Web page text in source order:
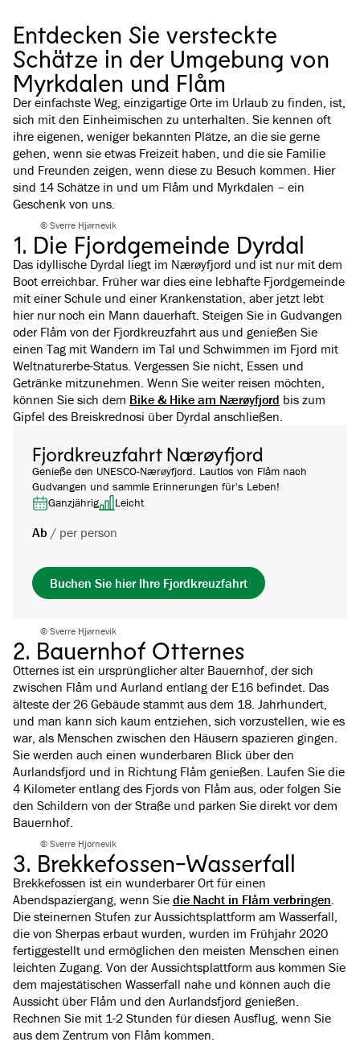
Entdecken Sie versteckte
Schätze in der Umgebung von
Myrkdalen und Flåm
Der einfachste Weg, einzigartige Orte im Urlaub zu finden, ist,
sich mit den Einheimischen zu unterhalten. Sie kennen oft
ihre eigenen, weniger bekannten Plätze, an die sie gerne
gehen, wenn sie etwas Freizeit haben, und die sie Familie
und Freunden zeigen, wenn diese zu Besuch kommen. Hier
sind 14 Schätze in und um Flåm und Myrkdalen – ein
Geschenk von uns.
© Sverre Hjørnevik
1. Die Fjordgemeinde Dyrdal
Das idyllische Dyrdal liegt im Nærøyfjord und ist nur mit dem
Boot erreichbar. Früher war dies eine lebhafte Fjordgemeinde
mit einer Schule und einer Krankenstation, aber jetzt lebt
hier nur noch ein Mann dauerhaft. Steigen Sie in Gudvangen
oder Flåm von der Fjordkreuzfahrt aus und genießen Sie
einen Tag mit Wandern im Tal und Schwimmen im Fjord mit
Weltnaturerbe-Status. Vergessen Sie nicht, Essen und
Getränke mitzunehmen. Wenn Sie weiter reisen möchten,
können Sie sich dem Bike & Hike am Nærøyfjord bis zum
Gipfel des Breiskrednosi über Dyrdal anschließen.
Fjordkreuzfahrt Nærøyfjord
Genieße den UNESCO-Nærøyfjord. Lautlos von Flåm nach
Gudvangen und sammle Erinnerungen für's Leben!
Ganzjährig
Leicht
Ab / per person
Buchen Sie hier Ihre Fjordkreuzfahrt
© Sverre Hjørnevik
2. Bauernhof Otternes
Otternes ist ein ursprünglicher alter Bauernhof, der sich
zwischen Flåm und Aurland entlang der E16 befindet. Das
älteste der 26 Gebäude stammt aus dem 18. Jahrhundert,
und man kann sich kaum entziehen, sich vorzustellen, wie es
war, als Menschen zwischen den Häusern spazieren gingen.
Sie werden auch einen wunderbaren Blick über den
Aurlandsfjord und in Richtung Flåm genießen. Laufen Sie die
4 Kilometer entlang des Fjords von Flåm aus, oder folgen Sie
den Schildern von der Straße und parken Sie direkt vor dem
Bauernhof.
© Sverre Hjornevik
3. Brekkefossen-Wasserfall
Brekkefossen ist ein wunderbarer Ort für einen
Abendspaziergang, wenn Sie die Nacht in Flåm verbringen
Die steinernen Stufen zur Aussichtsplattform am Wasserfall,
die von Sherpas erbaut wurden, wurden im Frühjahr 2020
fertiggestellt und ermöglichen den meisten Menschen einen
leichten Zugang. Von der Aussichtsplattform aus kommen Sie
dem majestätischen Wasserfall nahe und können auch die
Aussicht über Flåm und den Aurlandsfjord genießen.
Rechnen Sie mit 1-2 Stunden für diesen Ausflug, wenn Sie
aus dem Zentrum von Flåm kommen.